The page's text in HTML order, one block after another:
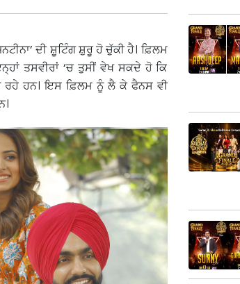
ਦੀ ਸ਼ੂਟਿੰਗ ਸ਼ੁਰੂ ਹੋ ਚੁੱਕੀ ਹੈ। ਫ਼ਿਲਮ
ਤਸਵੀਰਾਂ ‘ਚ ਤੁਸੀਂ ਵੇਖ ਸਕਦੇ ਹੋ ਕਿ
ਰਹੇ ਹਨ। ਇਸ ਫ਼ਿਲਮ ਨੂੰ ਲੈ ਕੇ ਫੈਨਸ ਵੀ